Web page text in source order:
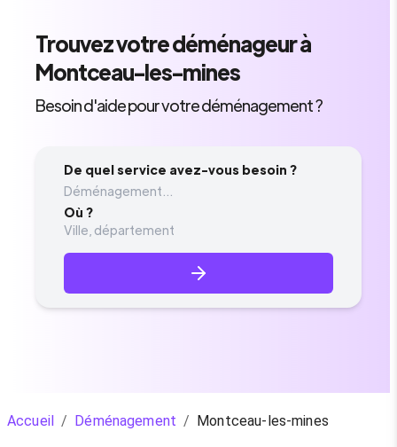
Trouvezvotre déménageurà
Montceau-les-mines
Besoin d'aide pour votre déménagement ?
De quel service avez-vous besoin ?
Déménagement...
Où ?
Accueil / Déménagement / Montceau-les-mines